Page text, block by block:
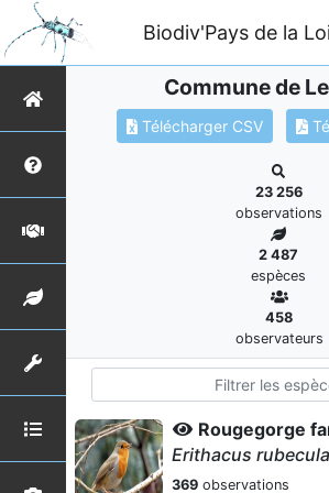
Biodiv'Pays de la
Commune de
Télécharger CSV
23 256
observations
2 487
espèces
458
observateurs
Rougegorge
Erithacus rubecula
369 observations